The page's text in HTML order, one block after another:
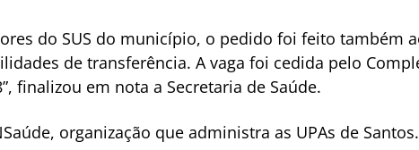
do SUS do município, o pedido foi feito também
de transferência. A vaga foi cedida pelo
finalizou em nota a Secretaria de Saúde.
organização que administra as UPAs de